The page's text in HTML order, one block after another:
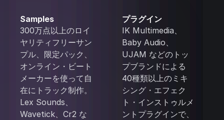
Samples
300万点以上のロイ
ヤリティフリーサン
プル、限定パック、
オンライン・ビート
メーカーを使って自
在にトラック制作。
Lex Sounds、
Wavetick、Cr2 な
プラグイン
IK Multimedia、
Baby Audio、
UJAM などのトッ
プブランドによる
40種類以上のミキ
シング・エフェク
ト・インストゥルメ
ントプラグインで、